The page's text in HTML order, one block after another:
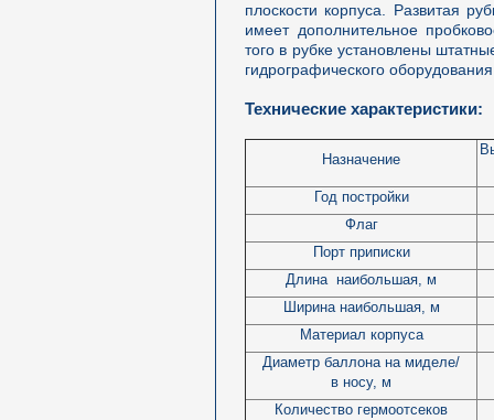
плоскости корпуса. Развитая
имеет дополнительное
того в рубке установлены
гидрографического
Технические характеристики:
Назначение
Год постройки
Флаг
Порт приписки
Длина наибольшая, м
Ширина наибольшая, м
Материал корпуса
Диаметр баллона на миделе/
в носу, м
Количество гермоотсеков